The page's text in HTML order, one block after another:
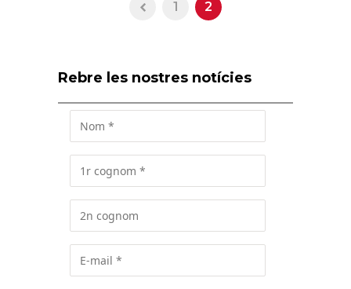
1 2
Rebre les nostres notícies